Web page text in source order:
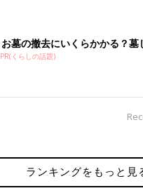
お墓の撤去にいくらかかる？墓
PR(くらしの話題)
ランキングをもっと見